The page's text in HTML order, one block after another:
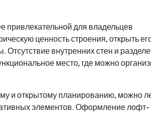
привлекательной для владельцев
ценность строения, открыть
внутренних стен и
место, где можно
и открытому планированию, можно
элементов. Оформление лофт-